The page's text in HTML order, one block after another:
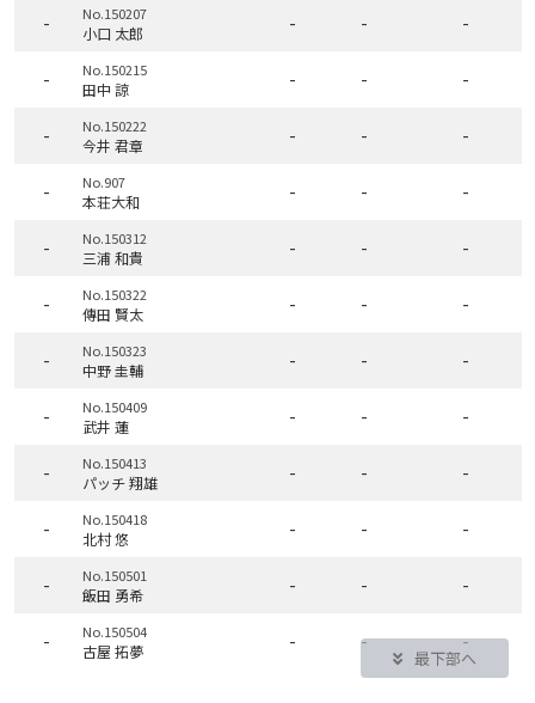
- No.150207
小口 太郎 - - -
- No.150215
田中 諒 - - -
- No.150222
今井 君章 - - -
- No.907
本荘大和 - - -
- No.150312
三浦 和貴 - - -
- No.150322
傳田 賢太 - - -
- No.150323
中野 圭輔 - - -
- No.150409
武井 蓮 - - -
- No.150413
パッチ 翔雄 - - -
- No.150418
北村 悠 - - -
- No.150501
飯田 勇希 - - -
- No.150504
古屋 拓夢 - - -
最下部へ